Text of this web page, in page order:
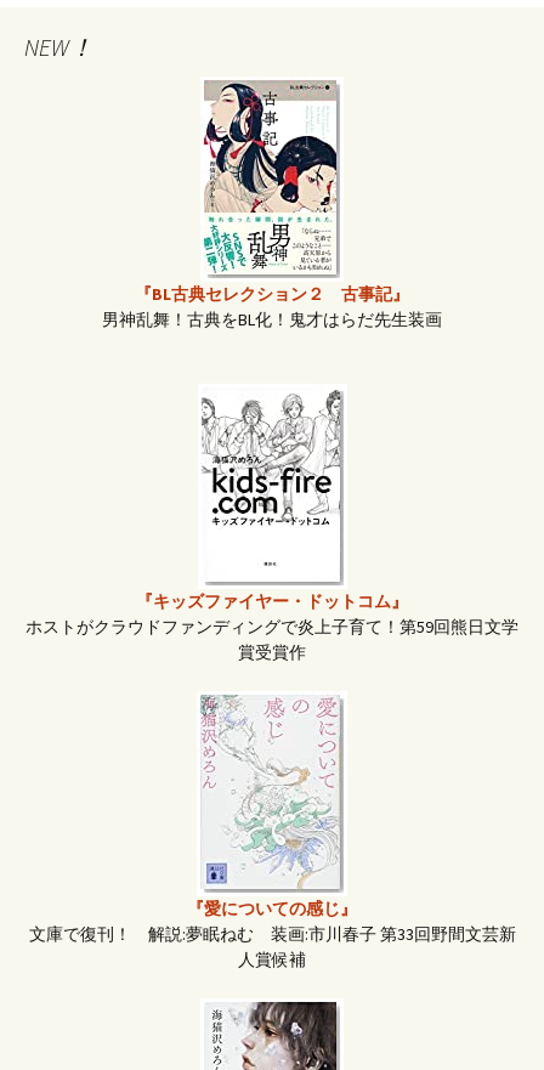
稿
NEW！
『BL古典セレクション２ 古事記』
男神乱舞！古典をBL化！鬼才はらだ先生装画
『キッズファイヤー・ドットコム』
ホストがクラウドファンディングで炎上子育て！第59回熊日文学
賞受賞作
『愛についての感じ』
文庫で復刊！ 解説:夢眠ねむ 装画:市川春子 第33回野間文芸新
人賞候補